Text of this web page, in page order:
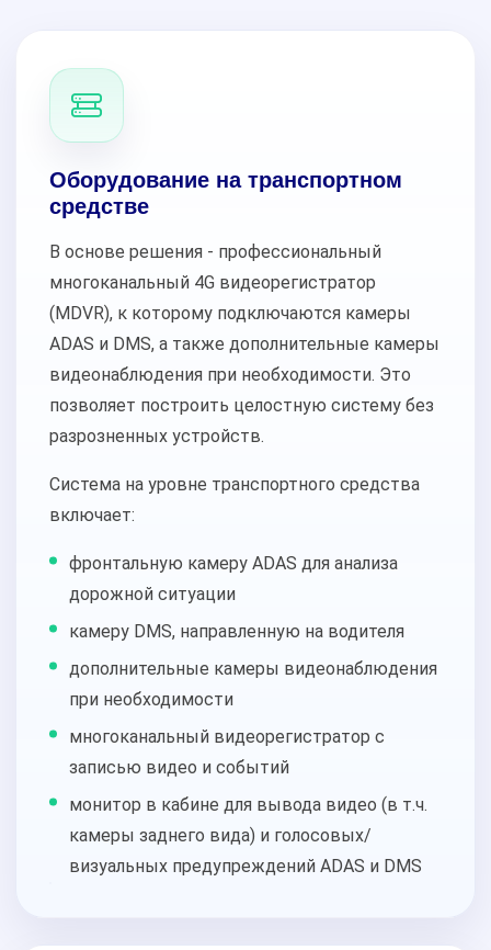
Оборудование на транспортном
средстве
В основе решения - профессиональный
многоканальный 4G видеорегистратор
(MDVR), к которому подключаются камеры
ADAS и DMS, а также дополнительные камеры
видеонаблюдения при необходимости. Это
позволяет построить целостную систему без
разрозненных устройств.
Система на уровне транспортного средства
включает:
фронтальную камеру ADAS для анализа
дорожной ситуации
камеру DMS, направленную на водителя
дополнительные камеры видеонаблюдения
при необходимости
многоканальный видеорегистратор с
записью видео и событий
монитор в кабине для вывода видео (в т.ч.
камеры заднего вида) и голосовых/
визуальных предупреждений ADAS и DMS